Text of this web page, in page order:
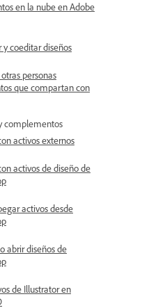
en la nube en Adobe
y coeditar diseños
personas
que compartan con
complementos
activos externos
activos de diseño de
activos desde
abrir diseños de
de Illustrator en